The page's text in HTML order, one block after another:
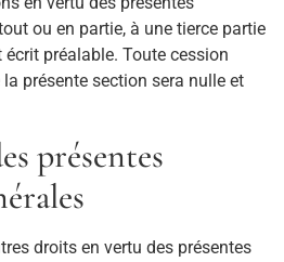
ou en partie, à une tierce partie
préalable. Toute cession
présente section sera nulle et
présentes
droits en vertu des présentes